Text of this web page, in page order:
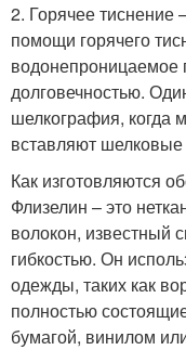
2. Горячее тиснение
помощи горячего
долговечностью.
шелкография, когда
вставляют шелковые
Как изготовляются
Флизелин – это
волокон, известный
гибкостью. Он
одежды, таких как
полностью
бумагой, винилом